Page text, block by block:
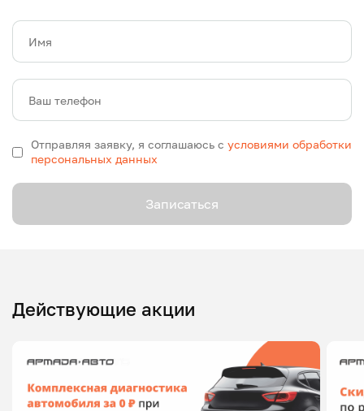
Имя
Ваш телефон
Отправляя заявку, я соглашаюсь с условиями обработки
персональных данных
Записаться
Действующие акции